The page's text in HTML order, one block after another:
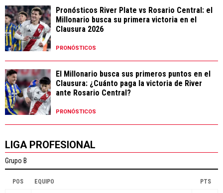
Pronósticos River Plate vs Rosario Central: el
Millonario busca su primera victoria en el
Clausura 2026
PRONÓSTICOS
El Millonario busca sus primeros puntos en el
Clausura: ¿Cuánto paga la victoria de River
ante Rosario Central?
PRONÓSTICOS
LIGA PROFESIONAL